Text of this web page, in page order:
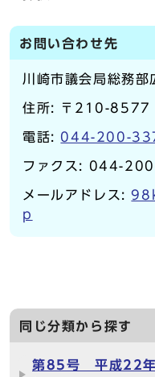
お問い合わせ先
川崎市議会局総務部
住所: 〒210-8577
電話: 044-200-
ファクス: 044-
メールアドレス:
p
同じ分類から探す
第85号 平成22